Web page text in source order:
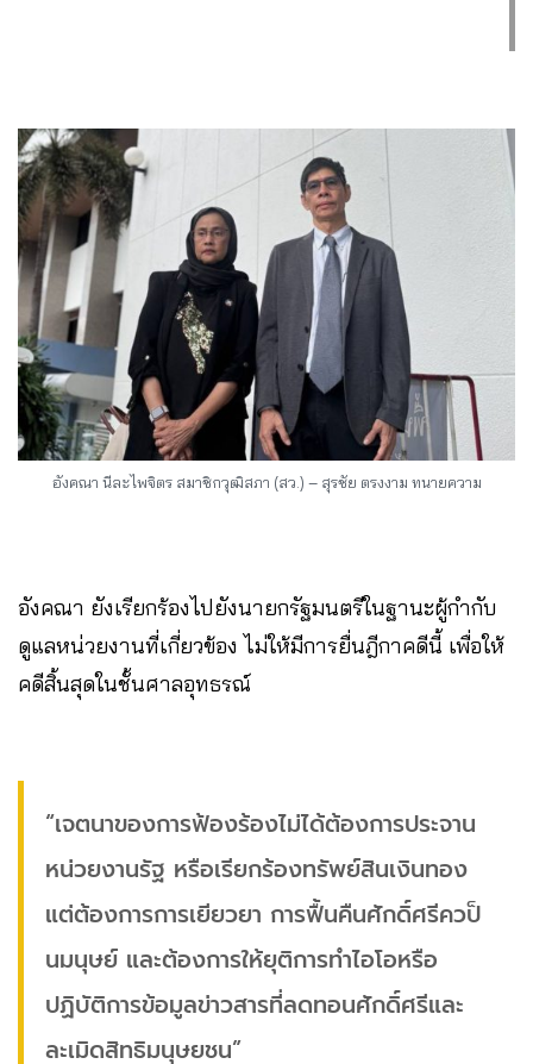
อังคณา นีละไพจิตร สมาชิกวุฒิสภา (สว.) – สุรชัย ตรงงาม ทนายความ
อังคณา ยังเรียกร้องไปยังนายกรัฐมนตรีในฐานะผู้กำกับ
ดูแลหน่วยงานที่เกี่ยวข้อง ไม่ให้มีการยื่นฎีกาคดีนี้ เพื่อให้
คดีสิ้นสุดในชั้นศาลอุทธรณ์
“เจตนาของการฟ้องร้องไม่ได้ต้องการประจาน
หน่วยงานรัฐ หรือเรียกร้องทรัพย์สินเงินทอง
แต่ต้องการการเยียวยา การฟื้นคืนศักดิ์ศรีควป็
นมนุษย์ และต้องการให้ยุติการทำไอโอหรือ
ปฏิบัติการข้อมูลข่าวสารที่ลดทอนศักดิ์ศรีและ
ละเมิดสิทธิมนุษยชน”